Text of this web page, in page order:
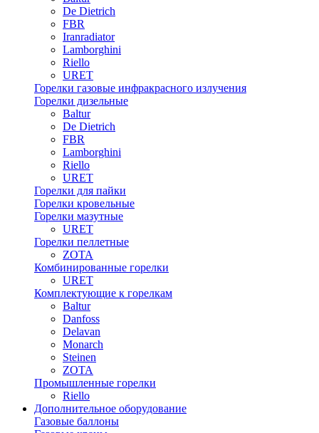
De Dietrich
FBR
Iranradiator
Lamborghini
Riello
URET
Горелки газовые инфракрасного излучения
Горелки дизельные
Baltur
De Dietrich
FBR
Lamborghini
Riello
URET
Горелки для пайки
Горелки кровельные
Горелки мазутные
URET
Горелки пеллетные
ZOTA
Комбинированные горелки
URET
Комплектующие к горелкам
Baltur
Danfoss
Delavan
Monarch
Steinen
ZOTA
Промышленные горелки
Riello
Дополнительное оборудование
Газовые баллоны